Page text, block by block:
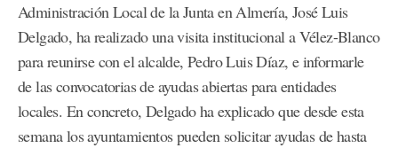
Administración Local de la Junta en Almería, José Luis
Delgado, ha realizado una visita institucional a Vélez-Blanco
para reunirse con el alcalde, Pedro Luis Díaz, e informarle
de las convocatorias de ayudas abiertas para entidades
locales. En concreto, Delgado ha explicado que desde esta
semana los ayuntamientos pueden solicitar ayudas de hasta